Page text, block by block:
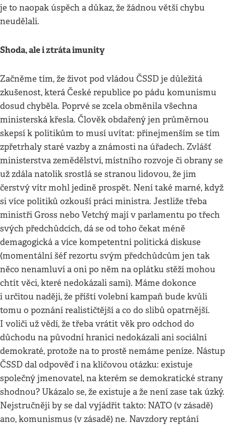
je to naopak úspěch a důkaz, že žádnou větší chybu
neudělali.
Shoda, ale i ztráta imunity
Začněme tím, že život pod vládou ČSSD je důležitá
zkušenost, která České republice po pádu komunismu
dosud chyběla. Poprvé se zcela obměnila všechna
ministerská křesla. Člověk obdařený jen průměrnou
skepsí k politikům to musí uvítat: přinejmenším se tím
zpřetrhaly staré vazby a známosti na úřadech. Zvlášť
ministerstva zemědělství, místního rozvoje či obrany se
už zdála natolik srostlá se stranou lidovou, že jim
čerstvý vítr mohl jedině prospět. Není také marné, když
si více politiků ozkouší práci ministra. Jestliže třeba
ministři Gross nebo Vetchý mají v parlamentu po třech
svých předchůdcích, dá se od toho čekat méně
demagogická a více kompetentní politická diskuse
(momentální šéf rezortu svým předchůdcům jen tak
něco nenamluví a oni po něm na oplátku stěží mohou
chtít věci, které nedokázali sami). Máme dokonce
i určitou naději, že příští volební kampaň bude kvůli
tomu o poznání realističtější a co do slibů opatrnější.
I voliči už vědí, že třeba vrátit věk pro odchod do
důchodu na původní hranici nedokázali ani sociální
demokraté, protože na to prostě nemáme peníze. Nástup
ČSSD dal odpověď i na klíčovou otázku: existuje
společný jmenovatel, na kterém se demokratické strany
shodnou? Ukázalo se, že existuje a že není zase tak úzký.
Nejstručněji by se dal vyjádřit takto: NATO (v zásadě)
ano, komunismus (v zásadě) ne. Navzdory reptání